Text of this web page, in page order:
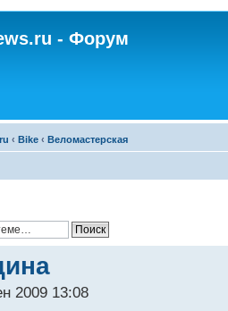
- Форум
‹ Bike ‹ Веломастерская
2009 13:08